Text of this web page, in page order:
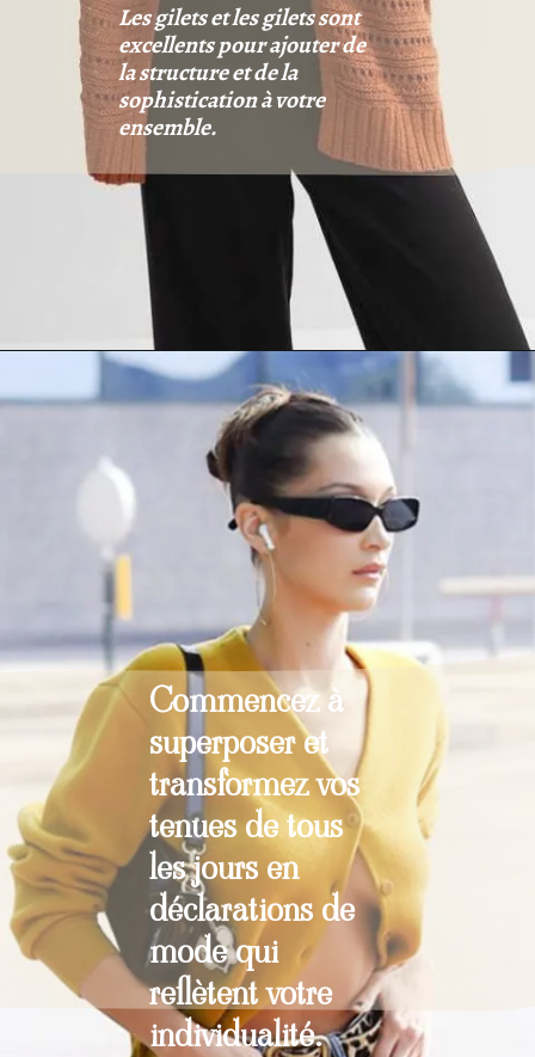
Les gilets et les gilets sont
excellents pour ajouter de
la structure et de la
sophistication à votre
ensemble.
Commencez à
superposer et
transformez vos
tenues de tous
les jours en
déclarations de
mode qui
reflètent votre
individualité.